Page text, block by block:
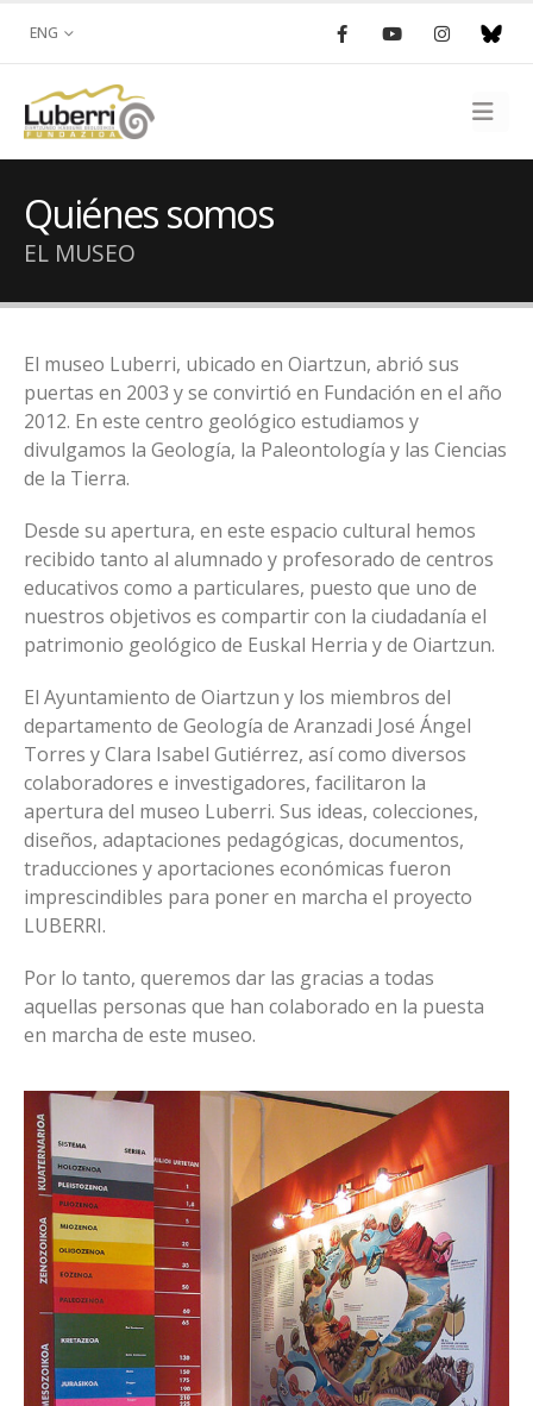
ENG
Quiénes somos
EL MUSEO
El museo Luberri, ubicado en Oiartzun, abrió sus
puertas en 2003 y se convirtió en Fundación en el año
2012. En este centro geológico estudiamos y
divulgamos la Geología, la Paleontología y las Ciencias
de la Tierra.
Desde su apertura, en este espacio cultural hemos
recibido tanto al alumnado y profesorado de centros
educativos como a particulares, puesto que uno de
nuestros objetivos es compartir con la ciudadanía el
patrimonio geológico de Euskal Herria y de Oiartzun.
El Ayuntamiento de Oiartzun y los miembros del
departamento de Geología de Aranzadi José Ángel
Torres y Clara Isabel Gutiérrez, así como diversos
colaboradores e investigadores, facilitaron la
apertura del museo Luberri. Sus ideas, colecciones,
diseños, adaptaciones pedagógicas, documentos,
traducciones y aportaciones económicas fueron
imprescindibles para poner en marcha el proyecto
LUBERRI.
Por lo tanto, queremos dar las gracias a todas
aquellas personas que han colaborado en la puesta
en marcha de este museo.